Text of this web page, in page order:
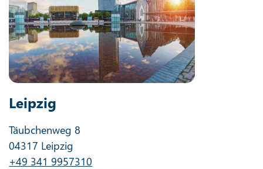
Leipzig
Täubchenweg 8
04317 Leipzig
+49 341 9957310